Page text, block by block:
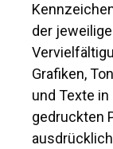
der
Grafiken,
und Texte
gedruckten